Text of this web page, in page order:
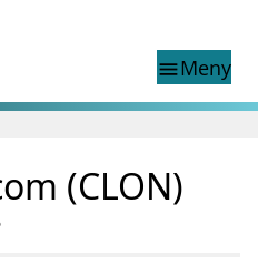
menuMeny
English
English home page
(CLON)